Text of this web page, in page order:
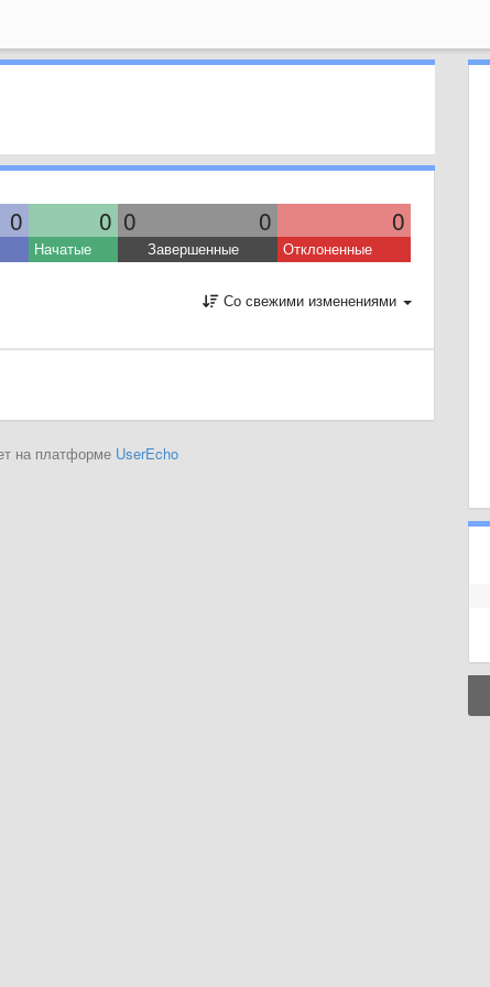
0 0 0 0 0
Начатые Завершенные Отклоненные
Со свежими изменениями
на платформе UserEcho